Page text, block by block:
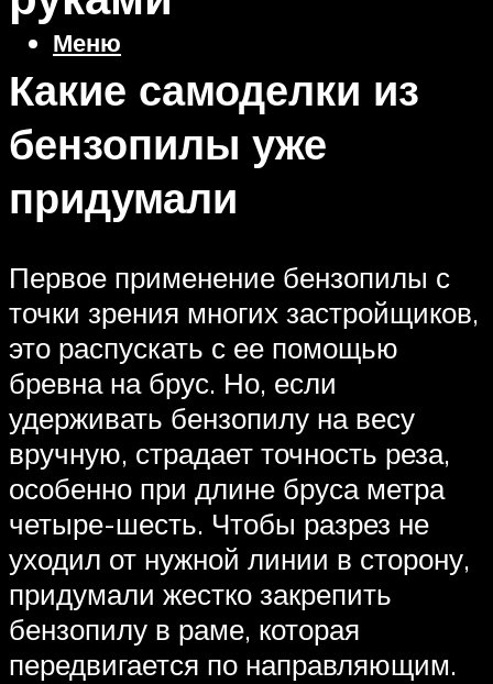
Меню
Какие самоделки из
бензопилы уже
придумали
Первое применение бензопилы с
точки зрения многих застройщиков,
это распускать с ее помощью
бревна на брус. Но, если
удерживать бензопилу на весу
вручную, страдает точность реза,
особенно при длине бруса метра
четыре-шесть. Чтобы разрез не
уходил от нужной линии в сторону,
придумали жестко закрепить
бензопилу в раме, которая
передвигается по направляющим.